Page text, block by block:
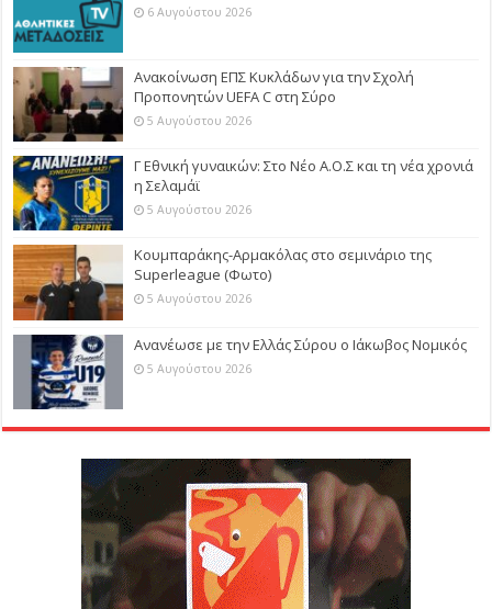
6 Αυγούστου 2026
Ανακοίνωση ΕΠΣ Κυκλάδων για την Σχολή
Προπονητών UEFA C στη Σύρο
5 Αυγούστου 2026
Γ Εθνική γυναικών: Στο Νέο Α.Ο.Σ και τη νέα χρονιά
η Σελαμάϊ
5 Αυγούστου 2026
Κουμπαράκης-Αρμακόλας στο σεμινάριο της
Superleague (Φωτο)
5 Αυγούστου 2026
Ανανέωσε με την Ελλάς Σύρου ο Ιάκωβος Νομικός
5 Αυγούστου 2026